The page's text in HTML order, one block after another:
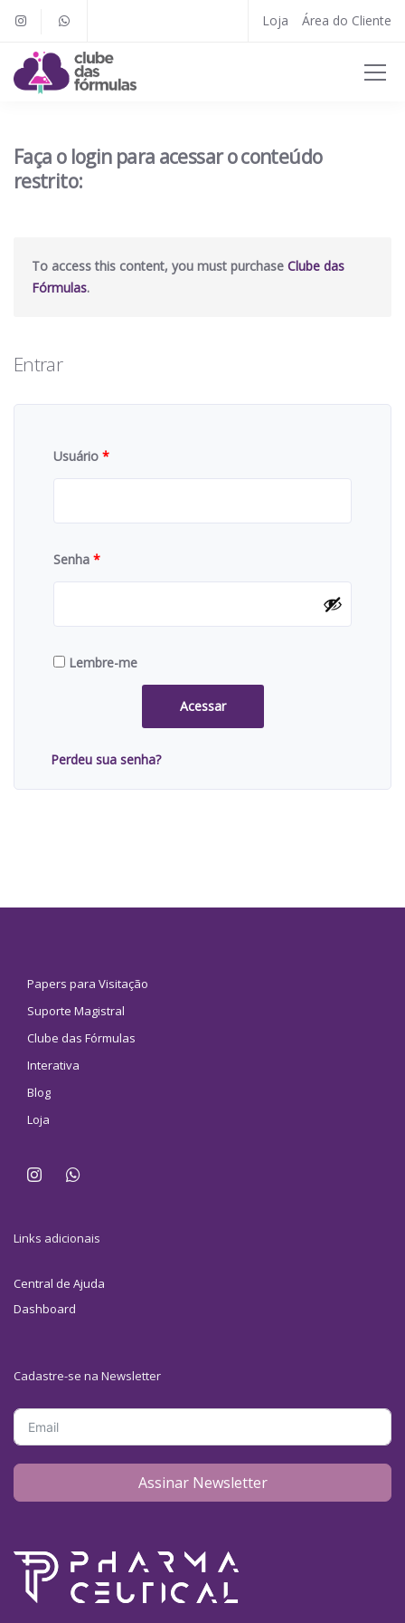
Loja Área do Cliente
Faça o login para acessar o conteúdo
restrito:
To access this content, you must purchase Clube das
Fórmulas.
Entrar
Usuário *
Senha *
Lembre-me
Acessar
Perdeu sua senha?
Papers para Visitação
Suporte Magistral
Clube das Fórmulas
Interativa
Blog
Loja
Links adicionais
Central de Ajuda
Dashboard
Cadastre-se na Newsletter
Assinar Newsletter